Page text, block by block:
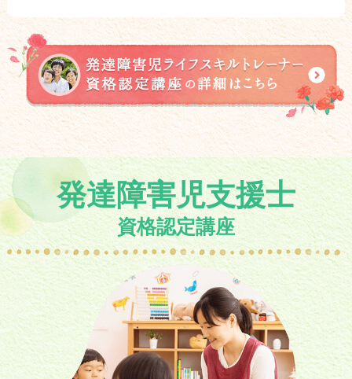
発達障害児支援士
資格認定講座